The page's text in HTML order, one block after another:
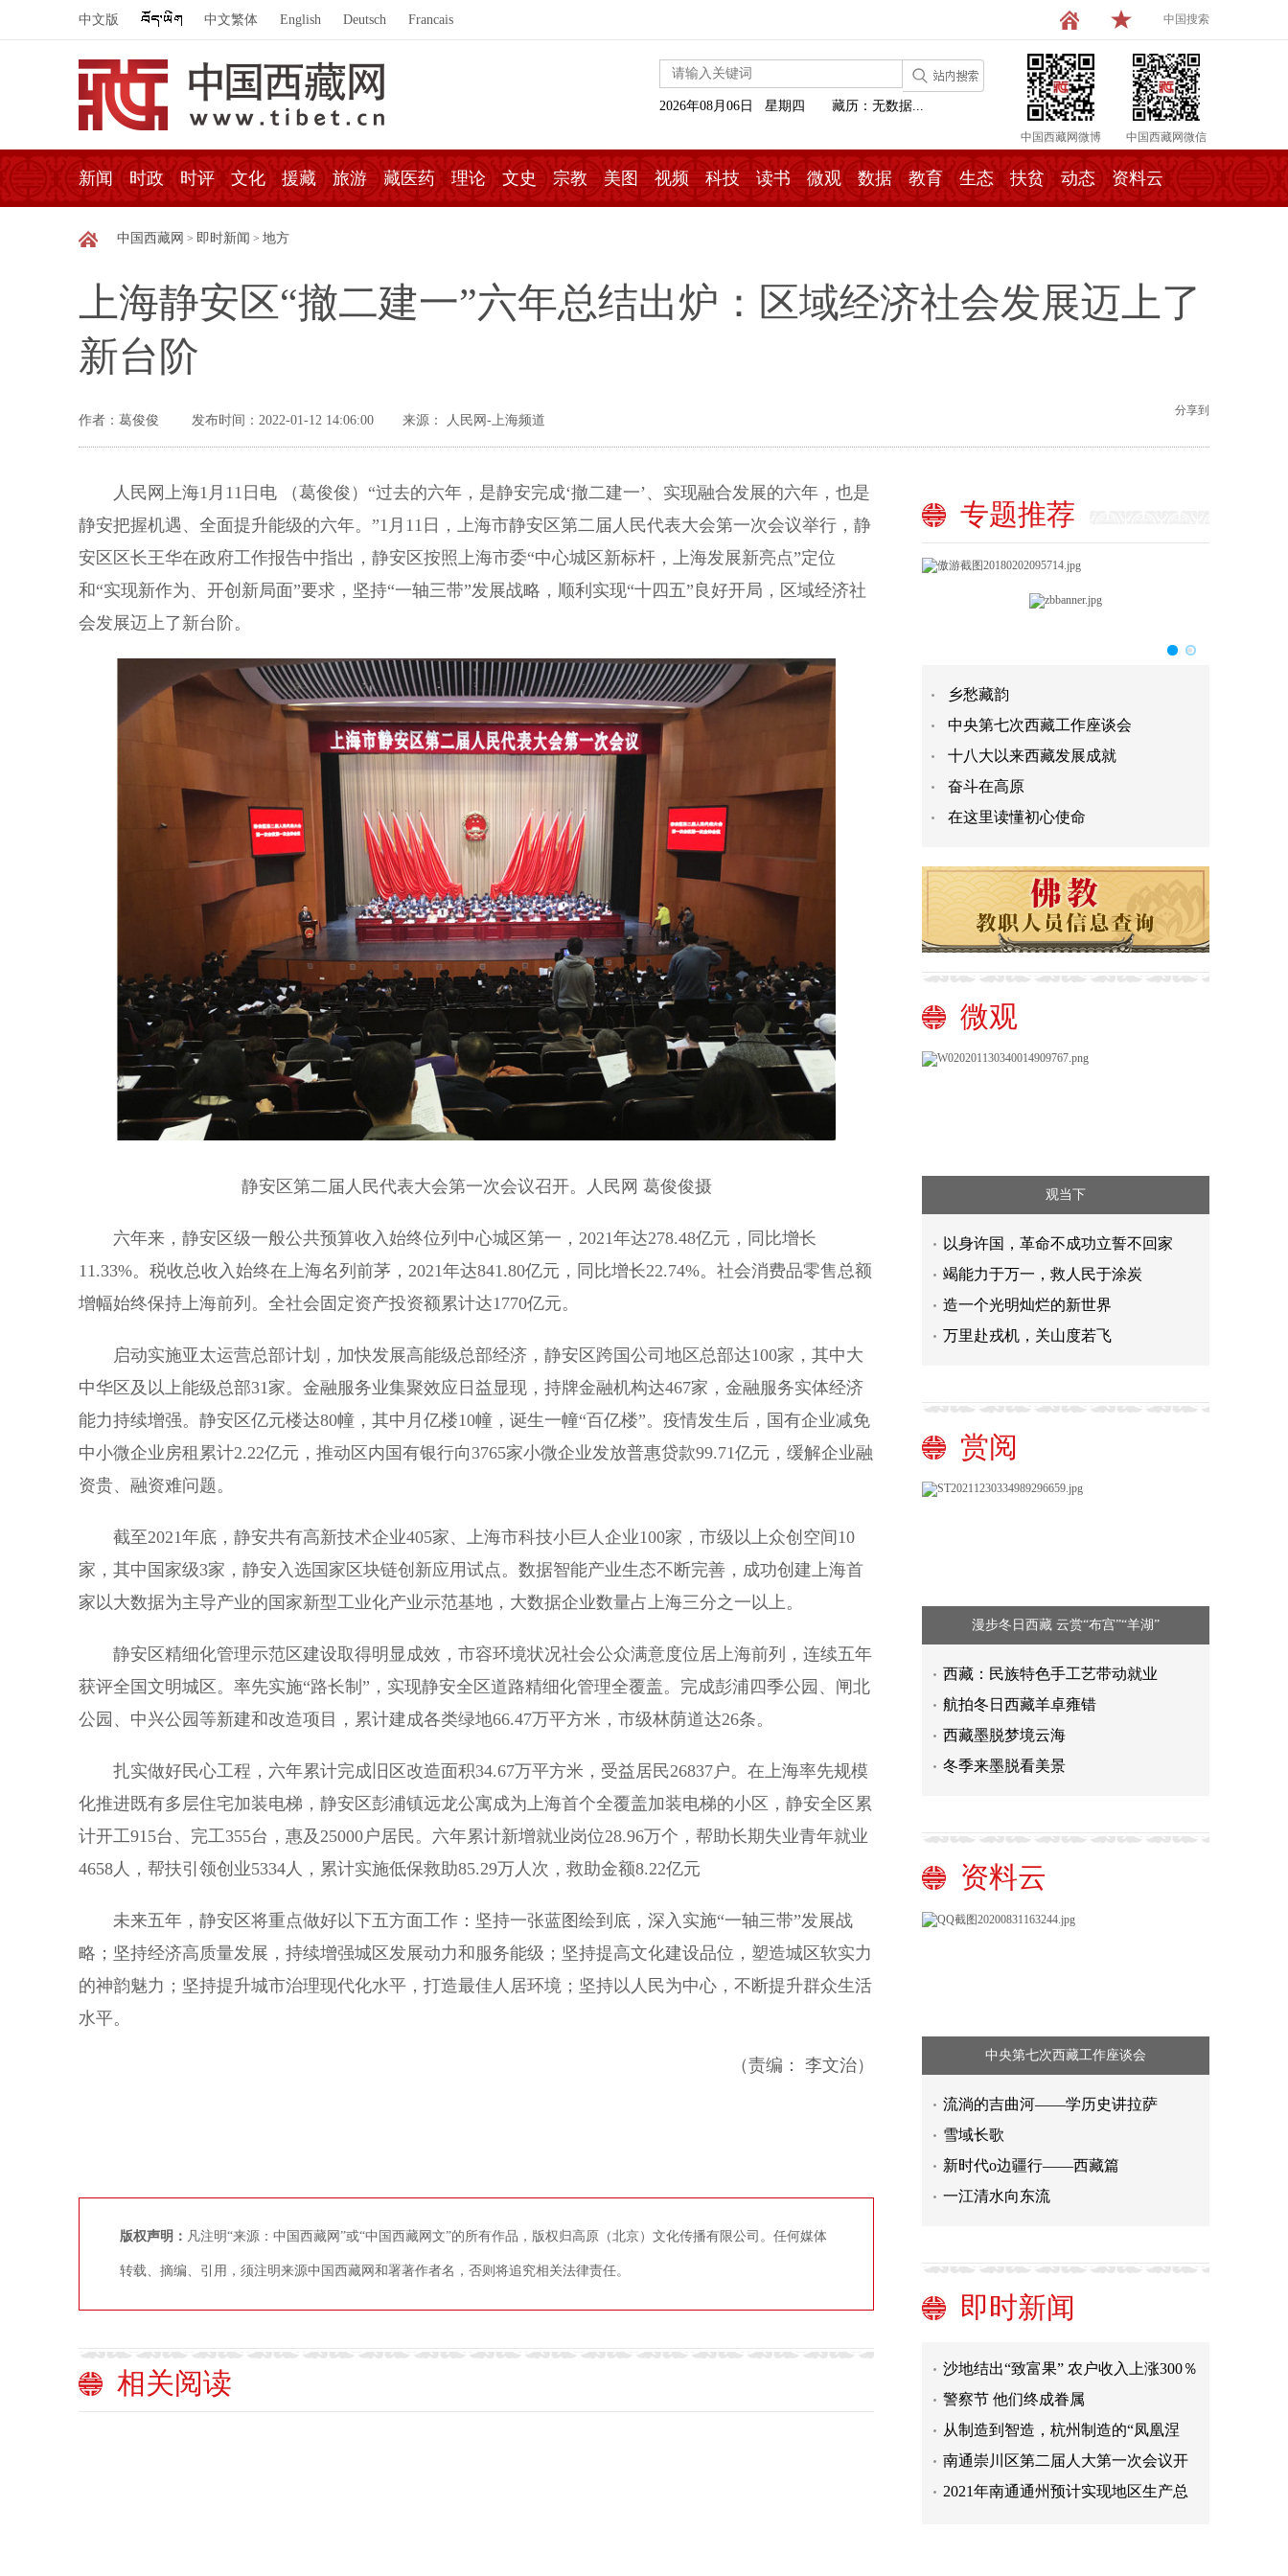
中文版 中文繁体 English Deutsch Francais 中国搜索
中国西藏网微博 中国西藏网微信
2026年08月06日 星期四 藏历：无数据...
新闻 时政 时评 文化 援藏 旅游 藏医药 理论 文史 宗教 美图 视频 科技 读书 微观 数据 教育 生态 扶贫 动态 资料云
中国西藏网 > 即时新闻 > 地方
上海静安区“撤二建一”六年总结出炉：区域经济社会发展迈上了
新台阶
作者：葛俊俊 发布时间：2022-01-12 14:06:00 来源： 人民网-上海频道
分享到
人民网上海1月11日电 （葛俊俊）“过去的六年，是静安完成‘撤二建一’、实现融合发展的六年，也是
静安把握机遇、全面提升能级的六年。”1月11日，上海市静安区第二届人民代表大会第一次会议举行，静
安区区长王华在政府工作报告中指出，静安区按照上海市委“中心城区新标杆，上海发展新亮点”定位
和“实现新作为、开创新局面”要求，坚持“一轴三带”发展战略，顺利实现“十四五”良好开局，区域经济社
会发展迈上了新台阶。
静安区第二届人民代表大会第一次会议召开。人民网 葛俊俊摄
六年来，静安区级一般公共预算收入始终位列中心城区第一，2021年达278.48亿元，同比增长
11.33%。税收总收入始终在上海名列前茅，2021年达841.80亿元，同比增长22.74%。社会消费品零售总额
增幅始终保持上海前列。全社会固定资产投资额累计达1770亿元。
启动实施亚太运营总部计划，加快发展高能级总部经济，静安区跨国公司地区总部达100家，其中大
中华区及以上能级总部31家。金融服务业集聚效应日益显现，持牌金融机构达467家，金融服务实体经济
能力持续增强。静安区亿元楼达80幢，其中月亿楼10幢，诞生一幢“百亿楼”。疫情发生后，国有企业减免
中小微企业房租累计2.22亿元，推动区内国有银行向3765家小微企业发放普惠贷款99.71亿元，缓解企业融
资贵、融资难问题。
截至2021年底，静安共有高新技术企业405家、上海市科技小巨人企业100家，市级以上众创空间10
家，其中国家级3家，静安入选国家区块链创新应用试点。数据智能产业生态不断完善，成功创建上海首
家以大数据为主导产业的国家新型工业化产业示范基地，大数据企业数量占上海三分之一以上。
静安区精细化管理示范区建设取得明显成效，市容环境状况社会公众满意度位居上海前列，连续五年
获评全国文明城区。率先实施“路长制”，实现静安全区道路精细化管理全覆盖。完成彭浦四季公园、闸北
公园、中兴公园等新建和改造项目，累计建成各类绿地66.47万平方米，市级林荫道达26条。
扎实做好民心工程，六年累计完成旧区改造面积34.67万平方米，受益居民26837户。在上海率先规模
化推进既有多层住宅加装电梯，静安区彭浦镇远龙公寓成为上海首个全覆盖加装电梯的小区，静安全区累
计开工915台、完工355台，惠及25000户居民。六年累计新增就业岗位28.96万个，帮助长期失业青年就业
4658人，帮扶引领创业5334人，累计实施低保救助85.29万人次，救助金额8.22亿元
未来五年，静安区将重点做好以下五方面工作：坚持一张蓝图绘到底，深入实施“一轴三带”发展战
略；坚持经济高质量发展，持续增强城区发展动力和服务能级；坚持提高文化建设品位，塑造城区软实力
的神韵魅力；坚持提升城市治理现代化水平，打造最佳人居环境；坚持以人民为中心，不断提升群众生活
水平。
（责编： 李文治）
版权声明： 凡注明“来源：中国西藏网”或“中国西藏网文”的所有作品，版权归高原（北京）文化传播有限公司。任何媒体
转载、摘编、引用，须注明来源中国西藏网和署著作者名，否则将追究相关法律责任。
相关阅读
专题推荐
乡愁藏韵
中央第七次西藏工作座谈会
十八大以来西藏发展成就
奋斗在高原
在这里读懂初心使命
微观
观当下
以身许国，革命不成功立誓不回家
竭能力于万一，救人民于涂炭
造一个光明灿烂的新世界
万里赴戎机，关山度若飞
赏阅
漫步冬日西藏 云赏“布宫”“羊湖”
西藏：民族特色手工艺带动就业
航拍冬日西藏羊卓雍错
西藏墨脱梦境云海
冬季来墨脱看美景
资料云
中央第七次西藏工作座谈会
流淌的吉曲河——学历史讲拉萨
雪域长歌
新时代o边疆行——西藏篇
一江清水向东流
即时新闻
丽水公众气象服务满意度连续六年位
居浙江省第一
绍兴柯桥：场馆建设全面收尾 全民健
身再掀热潮
开通心理热线、开展科普活动，浙江